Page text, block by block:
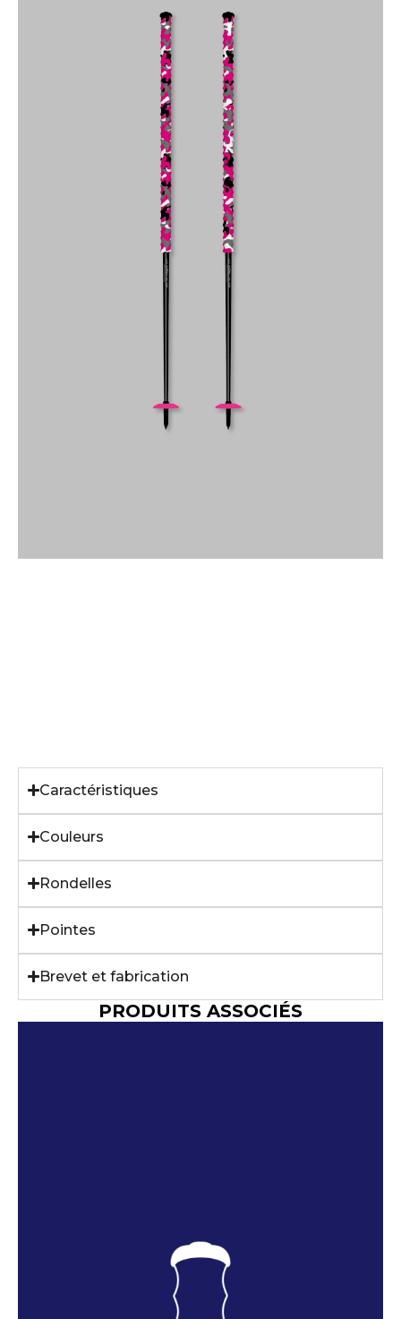
Caractéristiques
Couleurs
Rondelles
Pointes
Brevet et fabrication
PRODUITS ASSOCIÉS